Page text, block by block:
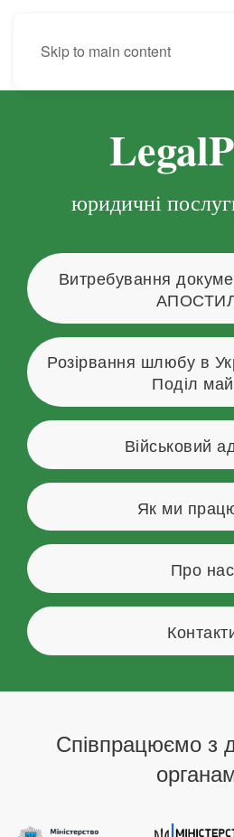
Skip to main content
юридичні
Витребування
Розірвання шлюбу в
Поділ
Військовий
Як ми
Про нас
Співпрацюємо з